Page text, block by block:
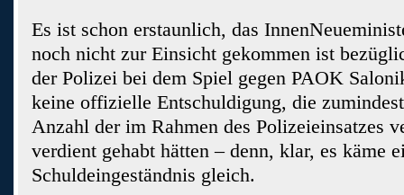
Es ist schon erstaunlich, das
noch nicht zur Einsicht gekommen ist
der Polizei bei dem Spiel gegen PAOK
keine offizielle Entschuldigung, die
Anzahl der im Rahmen des Polizeieinsatzes
verdient gehabt hätten – denn, klar, es käme
Schuldeingeständnis gleich.